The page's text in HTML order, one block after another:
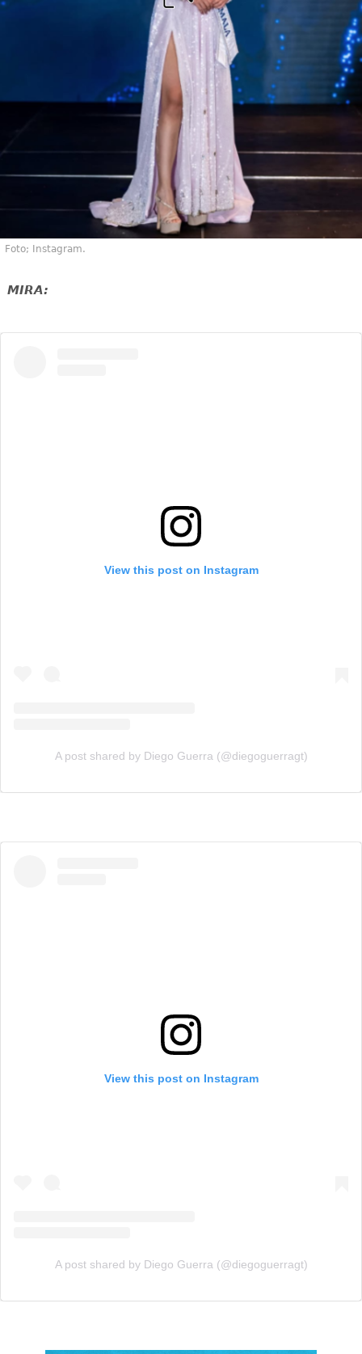
Foto; Instagram.
MIRA:
View this post on Instagram
A post shared by Diego Guerra (@diegoguerragt)
View this post on Instagram
A post shared by Diego Guerra (@diegoguerragt)